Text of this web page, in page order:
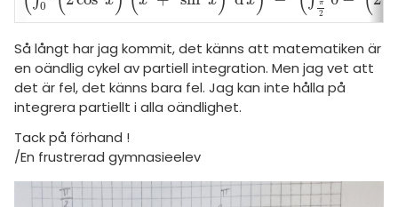
0 π
2
Så långt har jag kommit, det känns att matematiken är
en oändlig cykel av partiell integration. Men jag vet att
det är fel, det känns bara fel. Jag kan inte hålla på
integrera partiellt i alla oändlighet.
Tack på förhand !
/En frustrerad gymnasieelev
Regler
För lärare
(mattedelen)
diskussioner
ämnen
diskussioner